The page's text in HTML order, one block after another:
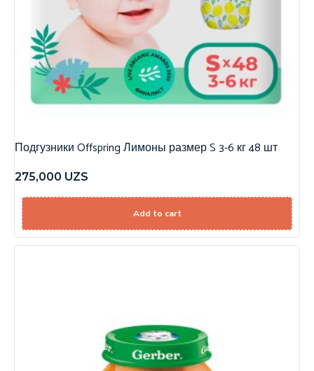
Подгузники Offspring Лимоны размер S 3-6 кг 48 шт
275,000 UZS
Add to cart